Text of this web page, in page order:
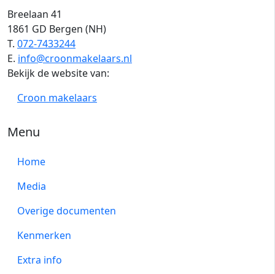
Breelaan 41
1861 GD Bergen (NH)
T. 072-7433244
E. info@croonmakelaars.nl
Bekijk de website van:
Croon makelaars
Menu
Home
Media
Overige documenten
Kenmerken
Extra info